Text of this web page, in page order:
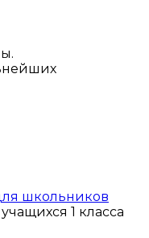
школьников
1 класса